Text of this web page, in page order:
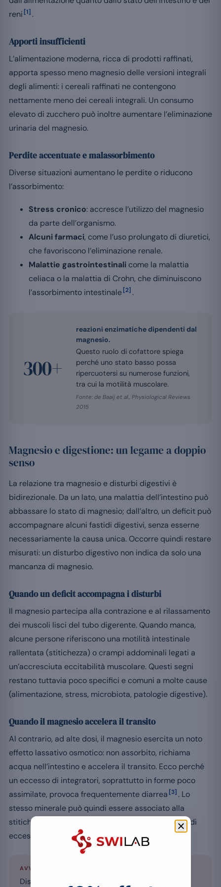
reni [1] .
Apporti insufficienti
L’alimentazione moderna, ricca di prodotti raffinati,
apporta spesso meno magnesio delle versioni integrali
degli alimenti: i cereali raffinati ne contengono
nettamente meno dei cereali integrali. Un consumo
elevato di zucchero può inoltre aumentare l’eliminazione
urinaria del magnesio.
Perdite accentuate e malassorbimento
Diverse situazioni aumentano le perdite o riducono
l’assorbimento:
Stress cronico: accresce l’utilizzo del magnesio
da parte dell’organismo.
Alcuni farmaci, come l’uso prolungato di diuretici,
che favoriscono l’eliminazione renale.
Malattie gastrointestinali come la malattia
celiaca o la malattia di Crohn, che diminuiscono
l’assorbimento intestinale[2] .
300+
reazioni enzimatiche dipendenti dal
magnesio.
Questo ruolo di cofattore spiega
perché uno stato basso possa
ripercuotersi su numerose funzioni,
tra cui la motilità muscolare.
Fonte: de Baaij et al., Physiological Reviews
2015
Magnesio e digestione: un legame a doppio
senso
La relazione tra magnesio e disturbi digestivi è
bidirezionale. Da un lato, una malattia dell’intestino può
abbassare lo stato di magnesio; dall’altro, un deficit può
accompagnare alcuni fastidi digestivi, senza esserne
necessariamente la causa unica. Occorre quindi restare
misurati: un disturbo digestivo non indica da solo una
mancanza di magnesio.
Quando un deficit accompagna i disturbi
Il magnesio partecipa alla contrazione e al rilassamento
dei muscoli lisci del tubo digerente. Quando manca,
alcune persone riferiscono una motilità intestinale
rallentata (stitichezza) o crampi addominali legati a
un’accresciuta eccitabilità muscolare. Questi segni
restano tuttavia poco specifici e comuni a molte cause
(alimentazione, stress, microbiota, patologie digestive).
Quando il magnesio accelera il transito
Al contrario, ad alte dosi, il magnesio esercita un noto
effetto lassativo osmotico: non assorbito, richiama
acqua nell’intestino e accelera il transito. Ecco perché
un eccesso di integratori, soprattutto in forme poco
assimilate, provoca frequentemente diarrea [3] . Lo
stesso minerale può quindi essere associato alla
stitichezza in caso di deficit, e alla diarrea in caso di
eccesso.
AVVERTENZA
Disturbi digestivi persistenti, sangue nelle feci,